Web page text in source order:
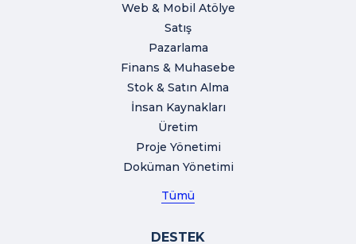
Web & Mobil Atölye
Satış
Pazarlama
Finans & Muhasebe
Stok & Satın Alma
İnsan Kaynakları
Üretim
Proje Yönetimi
Doküman Yönetimi
Tümü
DESTEK